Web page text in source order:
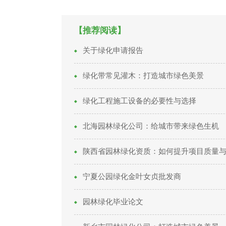
【推荐阅读】
关于绿化申请报告
绿化带常见灌木：打造城市绿色美景
绿化工程施工设备的必要性与选择
北海园林绿化公司：给城市带来绿色生机
陕西省园林绿化资质：如何提升项目质量
宁夏公园绿化金叶女贞批发商
园林绿化毕业论文